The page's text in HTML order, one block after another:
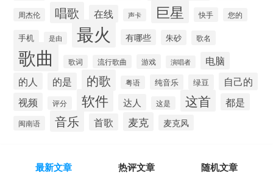
周杰伦 唱歌 在线 声卡 巨星 快手 您的
手机 是由 最火 有哪些 朱砂 歌名
歌曲 歌词 流行歌曲 游戏 演唱者 电脑
的人 的是 的歌 粤语 纯音乐 绿豆 自己的
视频 评分 软件 达人 这是 这首 都是
闽南语 音乐 首歌 麦克 麦克风
最新文章 热评文章 随机文章